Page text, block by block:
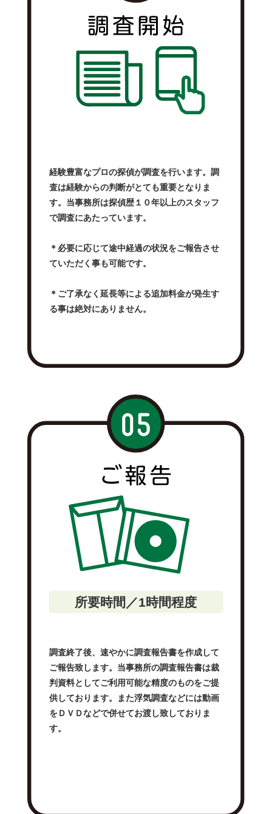
経験豊富なプロの探偵が調査を行います。調
査は経験からの判断がとても重要となりま
す。当事務所は探偵歴１０年以上のスタッフ
で調査にあたっています。
＊必要に応じて途中経過の状況をご報告させ
ていただく事も可能です。
＊ご了承なく延長等による追加料金が発生す
る事は絶対にありません。
所要時間／1時間程度
調査終了後、速やかに調査報告書を作成して
ご報告致します。当事務所の調査報告書は裁
判資料としてご利用可能な精度のものをご提
供しております。また浮気調査などには動画
をＤＶＤなどで併せてお渡し致しておりま
す。